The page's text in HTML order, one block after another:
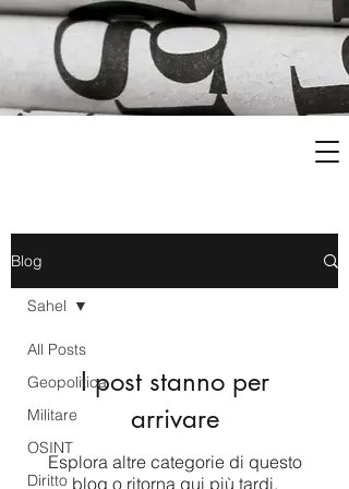
Blog
All Posts
Geopolitica
Militare
OSINT
Diritto
Sahel
I post stanno per
arrivare
Esplora altre categorie di questo
blog o ritorna qui più tardi.